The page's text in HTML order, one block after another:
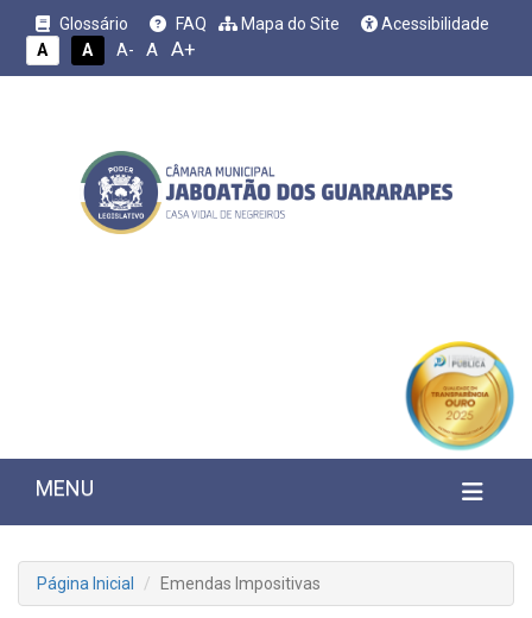
Glossário FAQ Mapa do Site
Acessibilidade
A
A A- A A+
MENU
Página Inicial Emendas Impositivas